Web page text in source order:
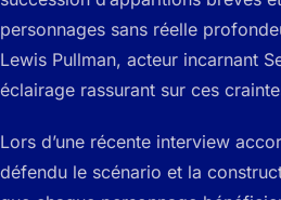
personnages sans réelle
Lewis Pullman, acteur incarnant
éclairage rassurant sur ces
Lors d’une récente interview
défendu le scénario et la